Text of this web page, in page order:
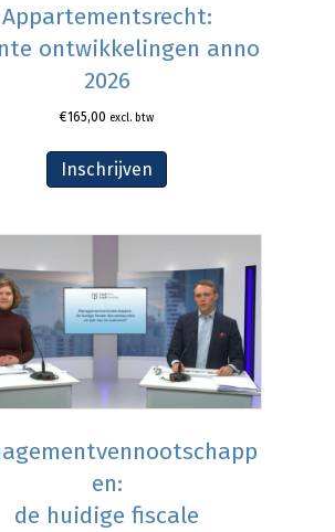
Appartementsrecht:
ontwikkelingen anno
2026
€165,00 excl. btw
Inschrijven
en:
de huidige fiscale